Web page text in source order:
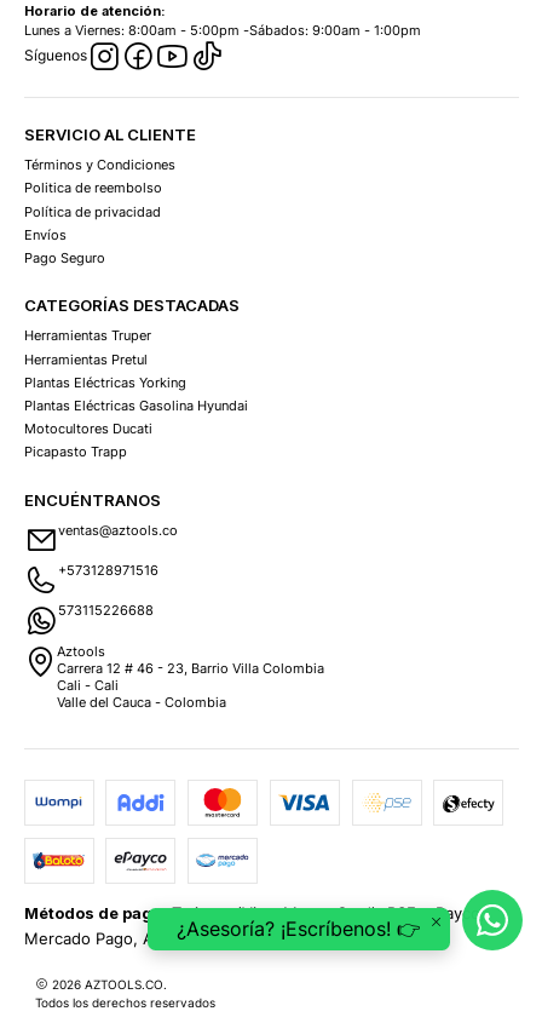
Horario de atención:
Lunes a Viernes: 8:00am - 5:00pm -Sábados: 9:00am - 1:00pm
Síguenos
SERVICIO AL CLIENTE
Términos y Condiciones
Politica de reembolso
Política de privacidad
Envíos
Pago Seguro
CATEGORÍAS DESTACADAS
Herramientas Truper
Herramientas Pretul
Plantas Eléctricas Yorking
Plantas Eléctricas Gasolina Hyundai
Motocultores Ducati
Picapasto Trapp
ENCUÉNTRANOS
ventas@aztools.co
+573128971516
573115226688
Aztools
Carrera 12 # 46 - 23, Barrio Villa Colombia
Cali - Cali
Valle del Cauca - Colombia
Métodos de pago:Tarjetas (Visa, MasterCard), PSE, ePayco,
Mercado Pago, Addi y Sistecrédito.
2026 AZTOOLS.CO.
Todos los derechos reservados
¿Asesoría? ¡Escríbenos! 👉